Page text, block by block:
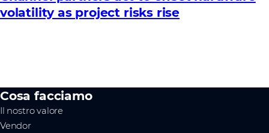
volatility as project risks rise
Cosa facciamo
Il nostro valore
Vendor